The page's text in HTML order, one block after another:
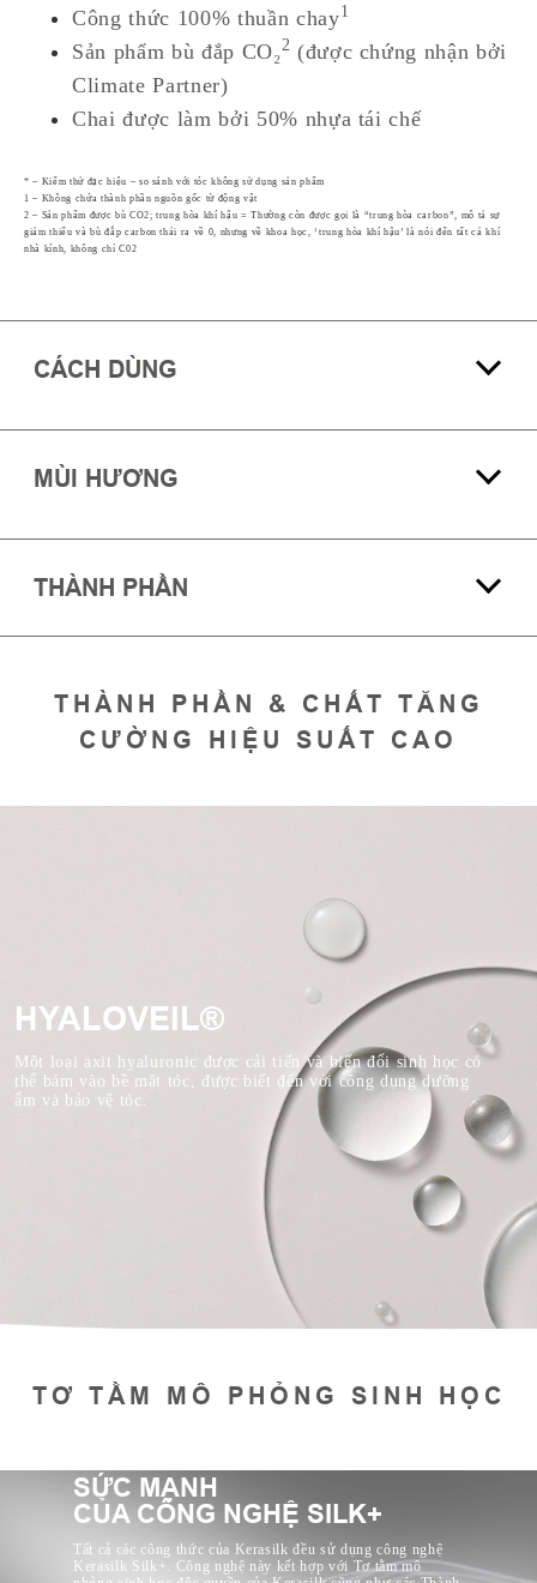
Công thức 100% thuần chay1
Sản phẩm bù đắp CO₂ 2 (được chứng nhận bởi
Climate Partner)
Chai được làm bởi 50% nhựa tái chế
* – Kiểm thử đặc hiệu – so sánh với tóc không sử dụng sản phẩm
1 – Không chứa thành phần nguồn gốc từ động vật
2 – Sản phẩm được bù CO2; trung hòa khí hậu = Thường còn được gọi là “trung hòa carbon”, mô tả sự
giảm thiểu và bù đắp carbon thải ra về 0, nhưng về khoa học, ‘trung hòa khí hậu’ là nói đến tất cả khí
nhà kính, không chỉ C02
CÁCH DÙNG
MÙI HƯƠNG
THÀNH PHẦN
THÀNH PHẦN & CHẤT TĂNG
CƯỜNG HIỆU SUẤT CAO
HYALOVEIL®
Một loại axit hyaluronic được cải tiến và biến đổi sinh học có
thể bám vào bề mặt tóc, được biết đến với công dụng dưỡng
ẩm và bảo vệ tóc.
TƠ TẰM MÔ PHỎNG SINH HỌC
SỨC MẠNH
CỦA CÔNG NGHỆ SILK+
Tất cả các công thức của Kerasilk đều sử dụng công nghệ
Kerasilk Silk+. Công nghệ này kết hợp với Tơ tằm mô